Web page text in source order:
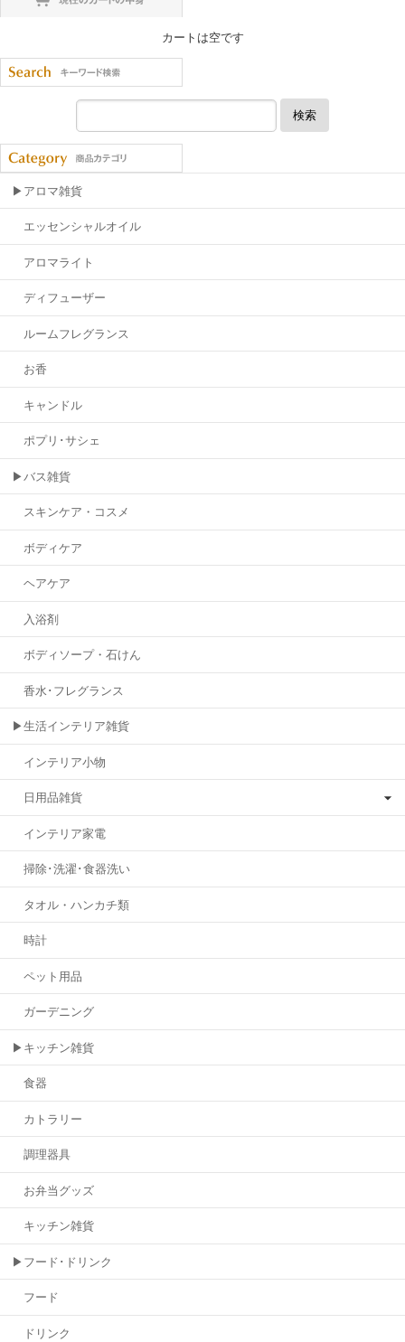
カートは空です
検索
▶アロマ雑貨
エッセンシャルオイル
アロマライト
ディフューザー
ルームフレグランス
お香
キャンドル
ポプリ･サシェ
▶バス雑貨
スキンケア・コスメ
ボディケア
ヘアケア
入浴剤
ボディソープ・石けん
香水･フレグランス
▶生活インテリア雑貨
インテリア小物
日用品雑貨
インテリア家電
掃除･洗濯･食器洗い
タオル・ハンカチ類
時計
ペット用品
ガーデニング
▶キッチン雑貨
食器
カトラリー
調理器具
お弁当グッズ
キッチン雑貨
▶フード･ドリンク
フード
ドリンク